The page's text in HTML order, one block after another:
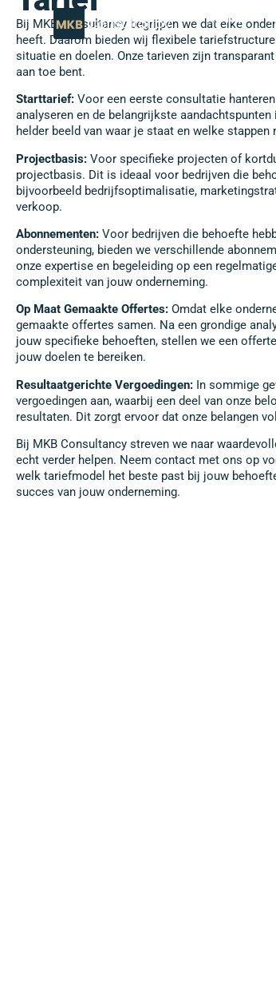
HOME
Bij MKB Consultancy begrijpen we dat elke
heeft. Daarom bieden wij flexibele
situatie en doelen. Onze tarieven zijn
aan toe bent.
Starttarief: Voor een eerste consultatie
analyseren en de belangrijkste
helder beeld van waar je staat en welke
Projectbasis: Voor specifieke projecten of
projectbasis. Dit is ideaal voor bedrijven die
bijvoorbeeld bedrijfsoptimalisatie,
verkoop.
Abonnementen: Voor bedrijven die behoefte
ondersteuning, bieden we verschillende
onze expertise en begeleiding op een
complexiteit van jouw onderneming.
Op Maat Gemaakte Offertes: Omdat elke
gemaakte offertes samen. Na een grondige
jouw specifieke behoeften, stellen we een
jouw doelen te bereiken.
Resultaatgerichte Vergoedingen: In sommige
vergoedingen aan, waarbij een deel van onze
resultaten. Dit zorgt ervoor dat onze belangen
Bij MKB Consultancy streven we naar
echt verder helpen. Neem contact met ons op
welk tariefmodel het beste past bij jouw
succes van jouw onderneming.